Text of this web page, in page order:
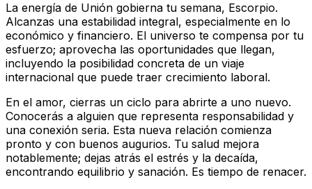
La energía de Unión gobierna tu semana, Escorpio.
Alcanzas una estabilidad integral, especialmente en lo
económico y financiero. El universo te compensa por tu
esfuerzo; aprovecha las oportunidades que llegan,
incluyendo la posibilidad concreta de un viaje
internacional que puede traer crecimiento laboral.
En el amor, cierras un ciclo para abrirte a uno nuevo.
Conocerás a alguien que representa responsabilidad y
una conexión seria. Esta nueva relación comienza
pronto y con buenos augurios. Tu salud mejora
notablemente; dejas atrás el estrés y la decaída,
encontrando equilibrio y sanación. Es tiempo de renacer.